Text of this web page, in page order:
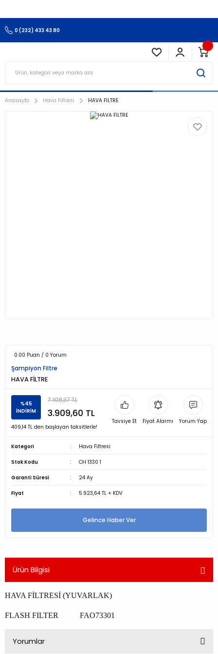
0 (232) 433 43 80
Anasayfa Hava Filtresi HAVA FİLTRE
0.00 Puan / 0 Yorum
Şampiyon Filtre
HAVA FİLTRE
%45
İNDİRİM
7.108,37 TL
3.909,60 TL
409,14 TL den başlayan taksitlerle!
Tavsiye Et Fiyat Alarmı Yorum Yap
Kategori Hava Filtresi
Stok Kodu CH 1330 1
Garanti Süresi 24 Ay
Fiyat 5.923,64 TL + KDV
Gelince Haber Ver
Ürün Bilgisi
HAVA FİLTRESİ (YUVARLAK)
FLASH FILTER FAO73301
Yorumlar